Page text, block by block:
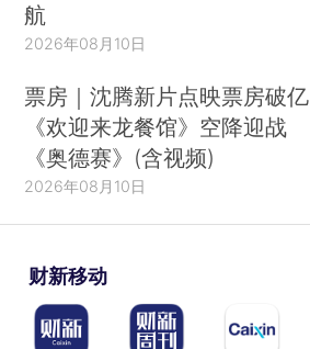
航
2026年08月10日
票房｜沈腾新片点映票房破亿
《欢迎来龙餐馆》空降迎战
《奥德赛》(含视频)
2026年08月10日
财新移动